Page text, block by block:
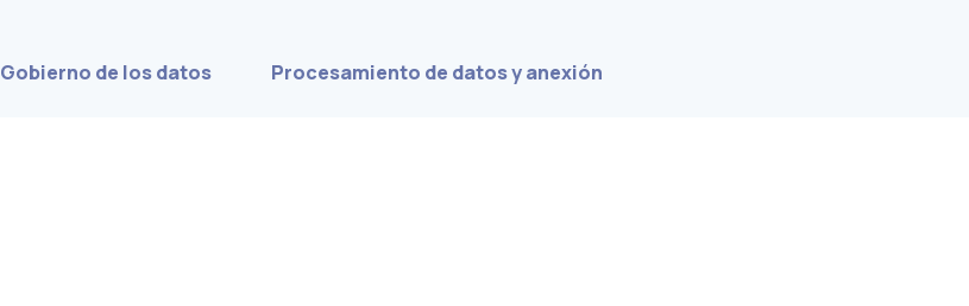
Gobierno de los datos Procesamiento de datos y anexión